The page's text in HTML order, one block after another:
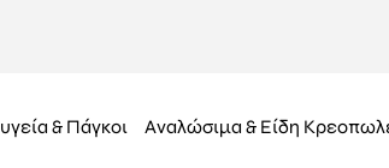
& Πάγκοι Αναλώσιμα & Είδη